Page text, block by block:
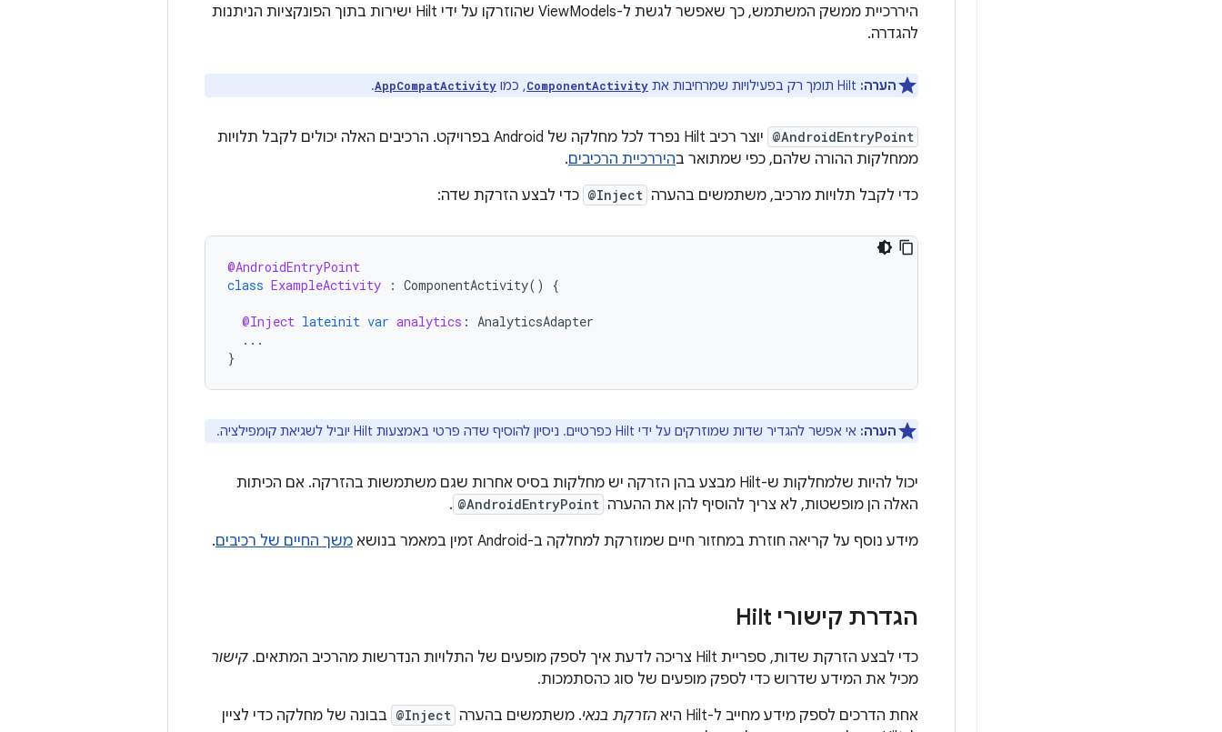
היררכיית ממשק המשתמש, כך שאפשר לגשת ל-ViewModels שהוזרקו על ידי Hilt ישירות בתוך הפונקציות הניתנות
להגדרה.
הערה: ComponentActivity, כמו AppCompatActivity
.
@AndroidEntryPoint
יוצר רכיב Hilt נפרד לכל מחלקה של Android בפרויקט. הרכיבים האלה יכולים לקבל תלויות
ממחלקות ההורה שלהם, כפי שמתואר בהיררכיית הרכיבים.
כדי לקבל תלויות מרכיב, משתמשים בהערה @Inject כדי לבצע הזרקת שדה:
@AndroidEntryPoint
class ExampleActivity : ComponentActivity() {
@Inject lateinit var analytics : AnalyticsAdapter
...
}
הערה: אי אפשר להגדיר שדות שמוזרקים על ידי Hilt כפרטיים. ניסיון להוסיף שדה פרטי באמצעות Hilt יוביל לשגיאת קומפילציה.
יכול להיות שלמחלקות ש-Hilt מבצע בהן הזרקה יש מחלקות בסיס אחרות שגם משתמשות בהזרקה. אם הכיתות
האלה הן מופשטות, לא צריך להוסיף להן את ההערה @AndroidEntryPoint
.
מידע נוסף על קריאה חוזרת במחזור חיים שמוזרקת למחלקה ב-Android זמין במאמר בנושא
משך החיים של רכיבים.
הגדרת קישורי Hilt
כדי לבצע הזרקת שדות, ספריית Hilt צריכה לדעת איך לספק מופעים של התלויות הנדרשות מהרכיב המתאים.
קישור
מכיל את המידע שדרוש כדי לספק מופעים של סוג כהסתמכות.
אחת הדרכים לספק מידע מחייב ל-Hilt היא
הזרקת בנאי. משתמשים בהערה @Inject בבונה של מחלקה כדי לציין